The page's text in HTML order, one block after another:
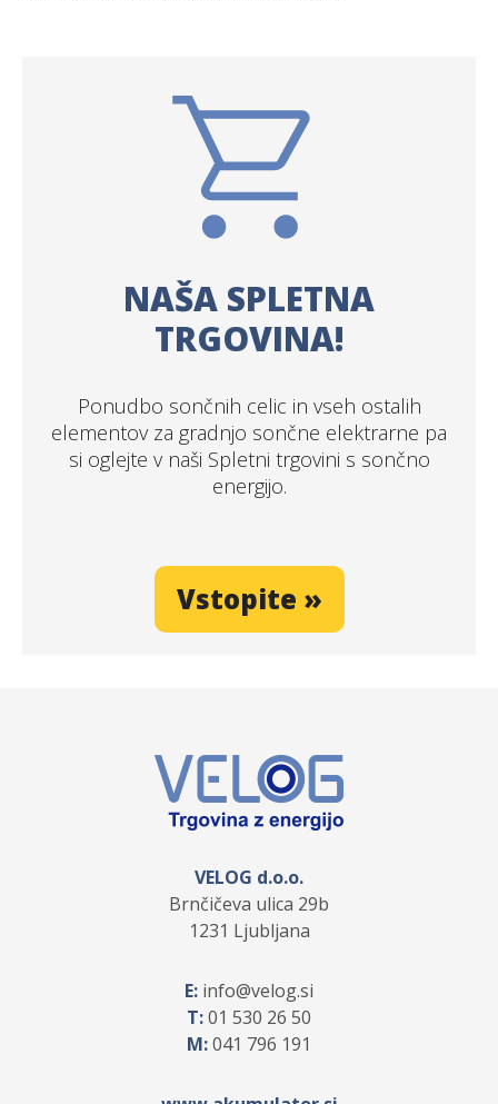
NAŠA SPLETNA
TRGOVINA!
Ponudbo sončnih celic in vseh ostalih
elementov za gradnjo sončne elektrarne pa
si oglejte v naši Spletni trgovini s sončno
energijo.
Vstopite »
VELOG d.o.o.
Brnčičeva ulica 29b
1231 Ljubljana
E: info
velog.si
T:01 530 26 50
M:041 796 191